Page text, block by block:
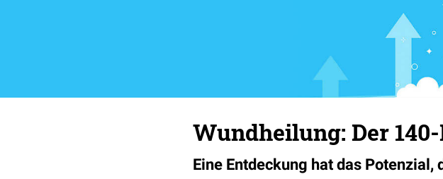
Wundheilung: Der
Eine Entdeckung hat das